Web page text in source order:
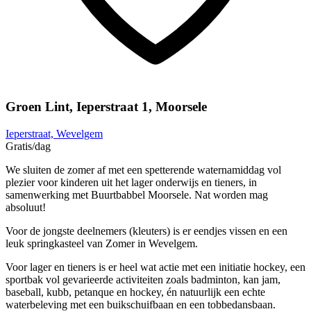
Groen Lint, Ieperstraat 1, Moorsele
Ieperstraat, Wevelgem
Gratis/dag
We sluiten de zomer af met een spetterende waternamiddag vol
plezier voor kinderen uit het lager onderwijs en tieners, in
samenwerking met Buurtbabbel Moorsele. Nat worden mag
absoluut!
Voor de jongste deelnemers (kleuters) is er eendjes vissen en een
leuk springkasteel van Zomer in Wevelgem.
Voor lager en tieners is er heel wat actie met een initiatie hockey, een
sportbak vol gevarieerde activiteiten zoals badminton, kan jam,
baseball, kubb, petanque en hockey, én natuurlijk een echte
waterbeleving met een buikschuifbaan en een tobbedansbaan.